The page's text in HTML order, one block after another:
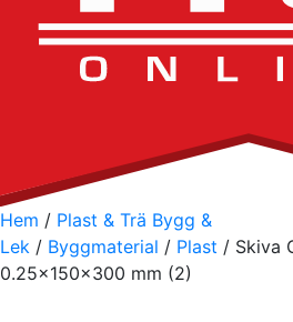
Hem / Plast & Trä Bygg &
Lek / Byggmaterial / Plast / Skiva
0.25x150x300 mm (2)